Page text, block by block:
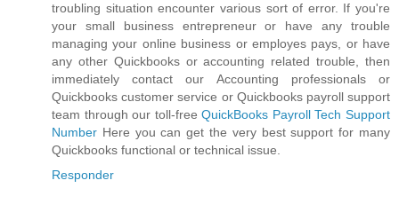
troubling situation encounter various sort of error. If you're
your small business entrepreneur or have any trouble
managing your online business or employes pays, or have
any other Quickbooks or accounting related trouble, then
immediately contact our Accounting professionals or
Quickbooks customer service or Quickbooks payroll support
team through our toll-freeQuickBooks Payroll Tech Support
Number Here you can get the very best support for many
Quickbooks functional or technical issue.
Responder